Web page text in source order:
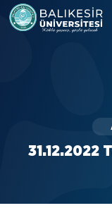
Skip
to
31.12.2022